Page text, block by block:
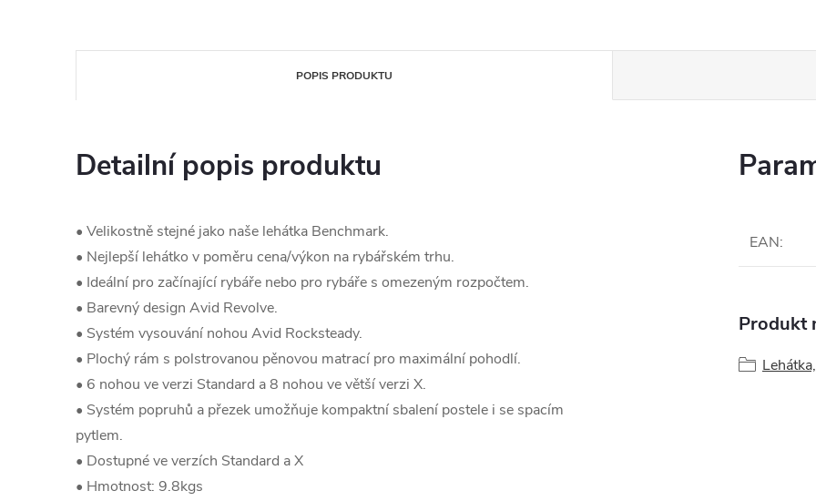
POPIS PRODUKTU
Detailní popis produktu
• Velikostně stejné jako naše lehátka Benchmark.
• Nejlepší lehátko v poměru cena/výkon na rybářském trhu.
• Ideální pro začínající rybáře nebo pro rybáře s omezeným rozpočtem.
• Barevný design Avid Revolve.
• Systém vysouvání nohou Avid Rocksteady.
• Plochý rám s polstrovanou pěnovou matrací pro maximální pohodlí.
• 6 nohou ve verzi Standard a 8 nohou ve větší verzi X.
• Systém popruhů a přezek umožňuje kompaktní sbalení postele i se spacím
pytlem.
• Dostupné ve verzích Standard a X
• Hmotnost: 9.8kgs
EAN:
Produkt